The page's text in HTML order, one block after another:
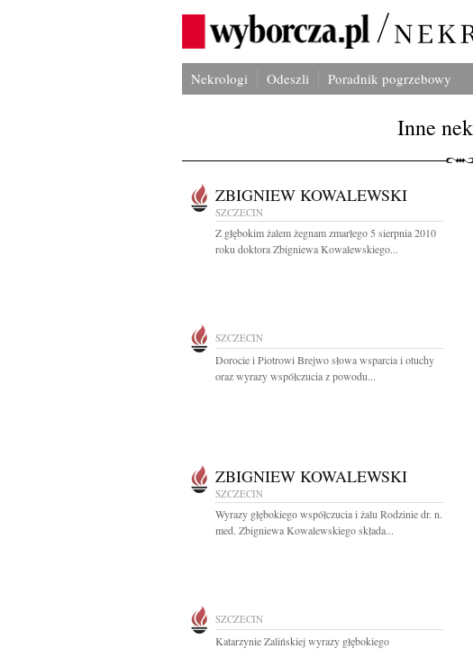
Nekrologi Odeszli Poradnik pogrzebowy
Inne
ZBIGNIEW KOWALEWSKI
SZCZECIN
Z głębokim żalem żegnam zmarłego 5 sierpnia 2010
roku doktora Zbigniewa Kowalewskiego...
SZCZECIN
Dorocie i Piotrowi Brejwo słowa wsparcia i otuchy
oraz wyrazy współczucia z powodu...
ZBIGNIEW KOWALEWSKI
SZCZECIN
Wyrazy głębokiego współczucia i żalu Rodzinie dr. n.
med. Zbigniewa Kowalewskiego składa...
SZCZECIN
Katarzynie Zalińskiej wyrazy głębokiego